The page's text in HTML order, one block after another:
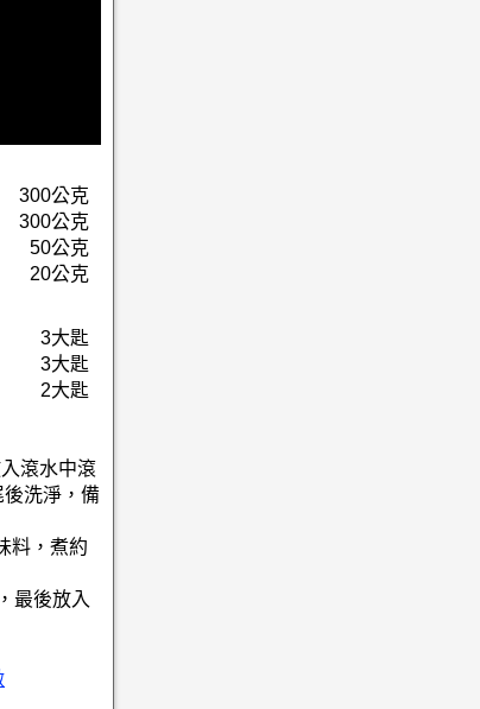
300公克
300公克
50公克
20公克
3大匙
3大匙
2大匙
滾水中滾
洗淨，備
料，煮約
最後放入